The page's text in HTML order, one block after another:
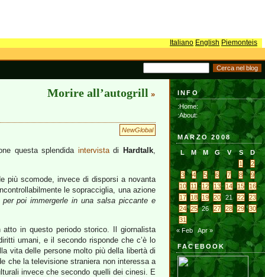
Italiano English Piemonteis
Morire all’autogrill »
NewGlobal
questa splendida intervistadi Hardtalk,
più scomode, invece di disporsi a novanta
le sopracciglia, una azione
poi immergerle in una salsa piccante e
in questo periodo storico. Il giornalista
umani, e il secondo risponde che c’è lo
vita delle persone molto più della libertà di
che la televisione straniera non interessa a
invece che secondo quelli dei cinesi. E
INFO
:Home:
:About:
MARZO 2008
L M M G V S
D
1
2
3
4 5 6 7 8
9
10
11 12 13 14 15
16
17
18 19 20 21 22
23
24
25 26 27 28 29
30
31
« Feb
Apr »
FACEBOOK